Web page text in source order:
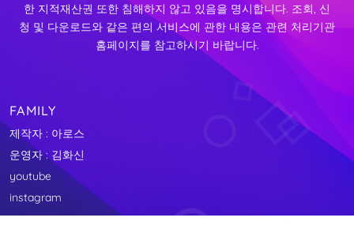
한 지적재산권 또한 침해하지 않고 있음을 명시합니다. 조회, 신
청 및 다운로드와 같은 편의 서비스에 관한 내용은 관련 처리기관
홈페이지를 참고하시기 바랍니다.
FAMILY
제작자 : 아로스
운영자 : 김화신
youtube
instagram